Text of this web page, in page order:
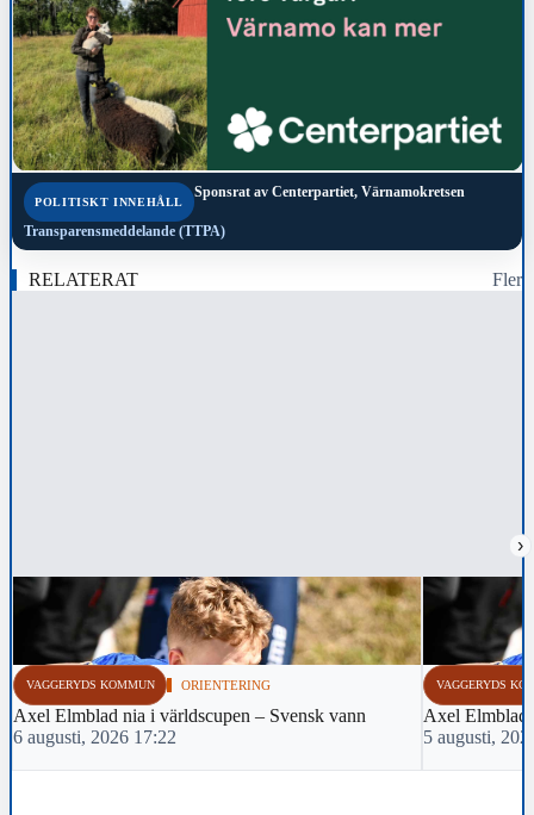
POLITISKT INNEHÅLL
Sponsrat av Centerpartiet, Värnamokretsen
Transparensmeddelande (TTPA)
RELATERAT Fler
›
VAGGERYDS KOMMUN ORIENTERING
Axel Elmblad nia i världscupen – Svensk vann
6 augusti, 2026 17:22
VAGGERYDS
Axel Elmblad
5 augusti,